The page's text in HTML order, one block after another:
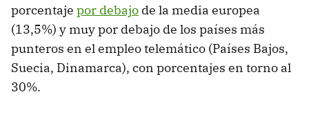
porcentaje por debajo de la media europea
(13,5%) y muy por debajo de los países más
punteros en el empleo telemático (Países Bajos,
Suecia, Dinamarca), con porcentajes en torno al
30%.